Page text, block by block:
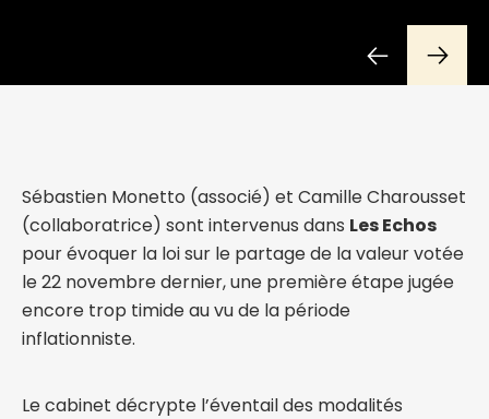
Sébastien Monetto (associé) et Camille Charousset
(collaboratrice) sont intervenus dans Les Echos
pour évoquer la loi sur le partage de la valeur votée
le 22 novembre dernier, une première étape jugée
encore trop timide au vu de la période
inflationniste.
Le cabinet décrypte l’éventail des modalités